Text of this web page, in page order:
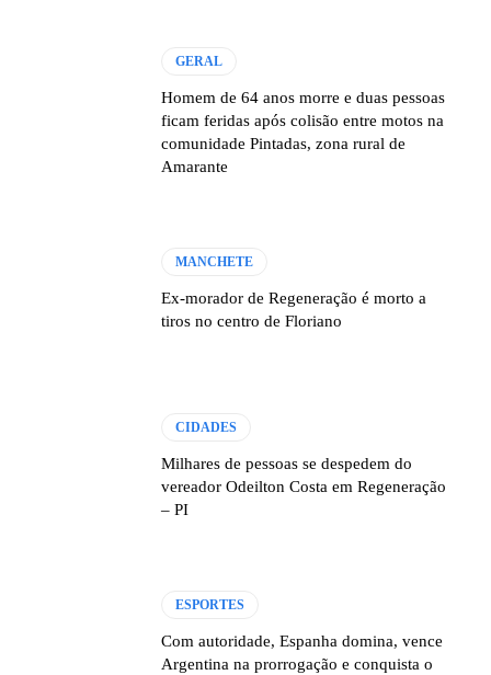
GERAL
Homem de 64 anos morre e duas pessoas
ficam feridas após colisão entre motos na
comunidade Pintadas, zona rural de
Amarante
MANCHETE
Ex-morador de Regeneração é morto a
tiros no centro de Floriano
CIDADES
Milhares de pessoas se despedem do
vereador Odeilton Costa em Regeneração
– PI
ESPORTES
Com autoridade, Espanha domina, vence
Argentina na prorrogação e conquista o